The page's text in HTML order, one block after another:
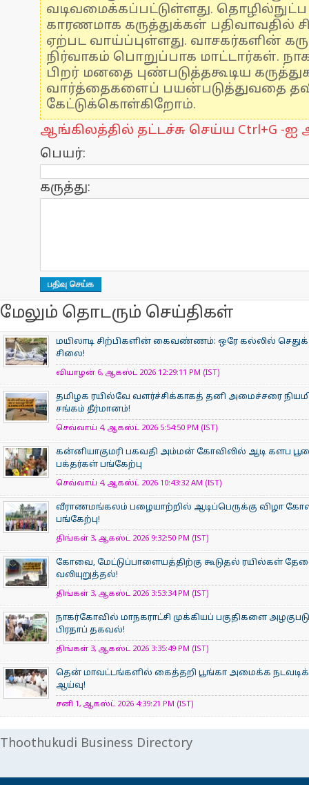
வடிவமைக்கப்பட்டுள்ளது.
காரணமாக கருத்துக்கள் பதிவாவதில்
ஏற்பட வாய்ப்புள்ளது. வாசகர்களின்
நிர்வாகம் பொறுப்பாக மாட்டார்கள்.
பிறர் மனதை புண்படுத்தகூடிய
வார்த்தைகளைப் பயன்படுத்துவதை
கேட்டுக்கொள்கிறோம்.
ஆங்கிலத்தில் தட்டச்சு செய்ய Ctrl+G -ஐ
பெயர்:
கருத்து:
மேலும் தொடரும் செய்திகள்
மயிலாடி சிற்பிகளின் கைவண்ணம்: ஒரே கல்லில்
சிலை!
வியாழன் 6, ஆகஸ்ட் 2026 12:29:11 PM (IST)
தமிழக ரயில்வே வளர்ச்சிக்காகத் தனி அமைச்சரை
சங்கம் தீர்மானம்!
செவ்வாய் 4, ஆகஸ்ட் 2026 5:54:50 PM (IST)
கன்னியாகுமரி பகவதி அம்மன் கோவிலில் ஆடி களப
பக்தர்கள் பங்கேற்பு
செவ்வாய் 4, ஆகஸ்ட் 2026 10:43:32 AM (IST)
வீராணமங்கலம் பழையாற்றில் ஆடிப்பெருக்கு விழா
பங்கேற்பு!
திங்கள் 3, ஆகஸ்ட் 2026 9:32:50 PM (IST)
கோவை, மேட்டுப்பாளையத்திற்கு கூடுதல் ரயில்கள்
வலியுறுத்தல்!
திங்கள் 3, ஆகஸ்ட் 2026 3:53:34 PM (IST)
நாகர்கோவில் மாநகராட்சி முக்கியப் பகுதிகளை
பிரதாப் தகவல்!
திங்கள் 3, ஆகஸ்ட் 2026 3:35:49 PM (IST)
தென் மாவட்டங்களில் கைத்தறி பூங்கா அமைக்க
ஆய்வு!
சனி 1, ஆகஸ்ட் 2026 4:39:21 PM (IST)
Thoothukudi Business Directory